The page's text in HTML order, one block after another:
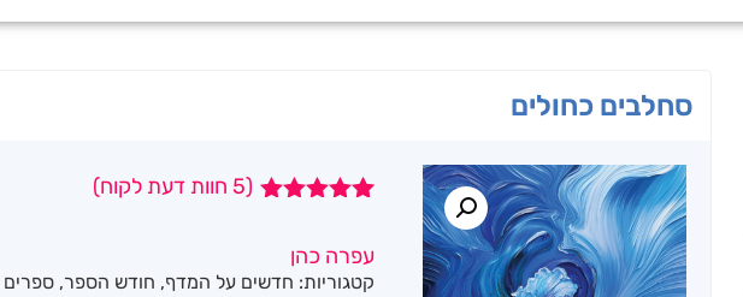
סחלבים כחולים
מבוסס על
דירוגים של
(
5 חוות דעת לקוח)
עפרה כהן
קטגוריות: חדשים על המדף, חודש הספר, ספרים